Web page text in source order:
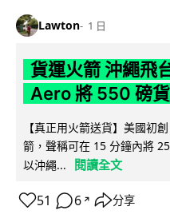
Lawton 1 日
貨運火箭 沖繩飛
Aero 將 550 磅
【真正用火箭送貨】美國初
箭，聲稱可在 15 分鐘內將
以沖繩...
閱讀全文
51 6 ↗ 分享